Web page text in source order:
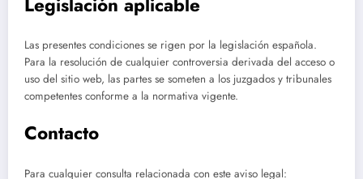
Las presentes condiciones se rigen por la legislación española.
Para la resolución de cualquier controversia derivada del acceso o
uso del sitio web, las partes se someten a los juzgados y tribunales
competentes conforme a la normativa vigente.
Contacto
Para cualquier consulta relacionada con este aviso legal: